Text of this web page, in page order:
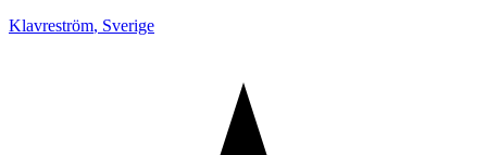
Klavreström, Sverige